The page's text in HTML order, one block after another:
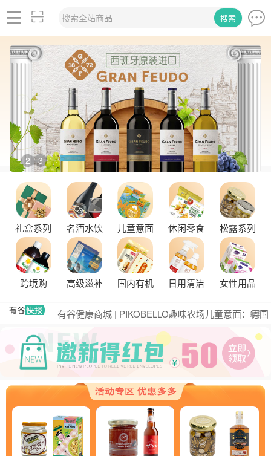
搜索全站商品 搜索
2 / 3
礼盒系列 名酒水饮 儿童意面 休闲零食 松露系列
跨境购 高级滋补 国内有机 日用清洁 女性用品
更多
式，共筑大健康产业有机生态新未来
有谷健康商城 | PIKOBELLO趣味农场儿童意面：德国
匠心打造的无盐健康新主张
有谷健康 | PIKOBELLO牌儿童意面：健康与美味的完
美结合
探寻黑钻奥秘：有谷健康与塞尔维亚黑松露的完美邂
逅
探秘塞尔维亚黑松露：舌尖上的黑钻石
品味卓越，OE 中欧有机双认证红酒的独特魅力
品味拉克索威斯威士忌，邂逅独特酒韵
舌尖上的塞尔维亚黑松露，你了解多少？
探秘塞尔维亚松露的独特魅力
黑松露的热量是多少？